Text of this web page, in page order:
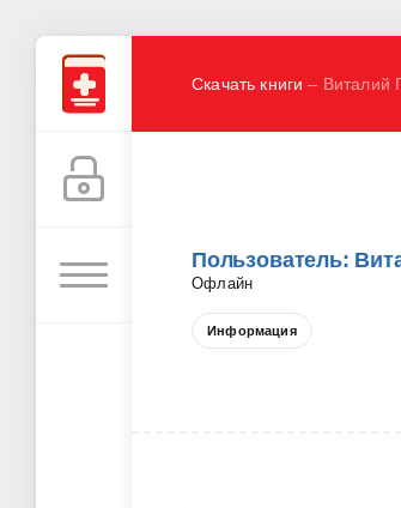
Скачать книги – Виталий
Пользователь:
Офлайн
Информация